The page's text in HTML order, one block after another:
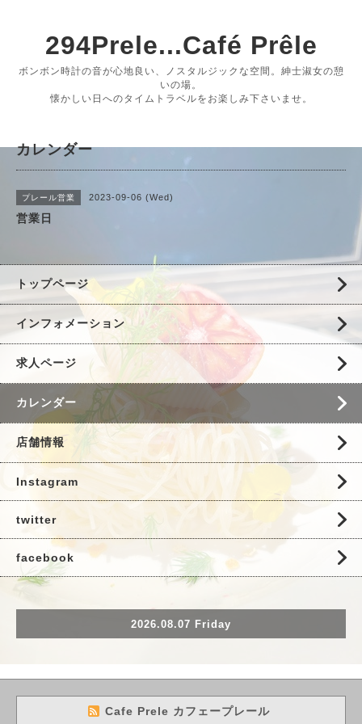
294Prele...Café Prêle
ボンボン時計の音が心地良い、ノスタルジックな空間。紳士淑女の憩
いの場。
懐かしい日へのタイムトラベルをお楽しみ下さいませ。
カレンダー
プレール営業 2023-09-06 (Wed)
営業日
トップページ
インフォメーション
求人ページ
カレンダー
店舗情報
Instagram
twitter
facebook
2026.08.07 Friday
Cafe Prele カフェープレール